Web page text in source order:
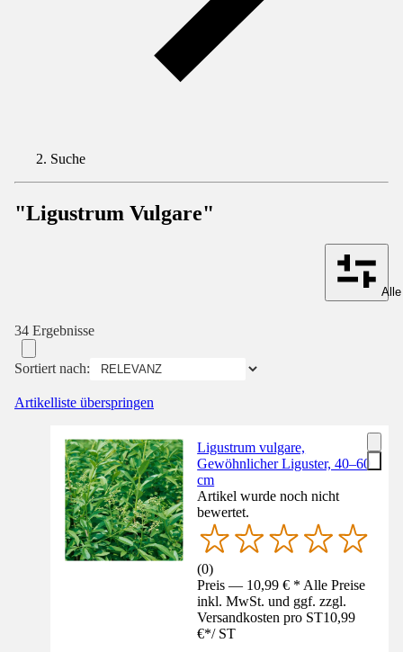
Suche
"Ligustrum Vulgare"
34 Ergebnisse
Sortiert nach:
Artikelliste überspringen
Ligustrum vulgare,
Gewöhnlicher Liguster, 40–60
cm
Artikel wurde noch nicht
bewertet.
(0)
Preis — 10,99 € * Alle Preise
inkl. MwSt. und ggf. zzgl.
Versandkosten pro ST10,99
€*/ ST